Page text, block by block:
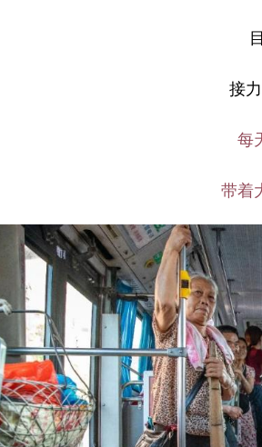
接
每
带着